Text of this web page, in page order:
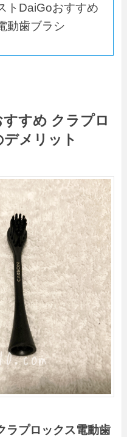
トDaiGoおすすめ
動歯ブラシ
すすめ クラプロ
メリット
ラプロックス電動歯